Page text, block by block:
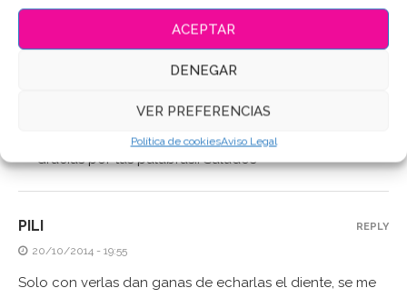
ACEPTAR
DENEGAR
VER PREFERENCIAS
Política de cookiesAviso Legal
parece muy bien todo lo expuesto en este post para
hacer postres diferentes. Buen trabajo y un saludo!!
Gracias por tus palabras!! Saludos
PILI
20/10/2014 - 19:55
Solo con verlas dan ganas de echarlas el diente, se me
REPLY